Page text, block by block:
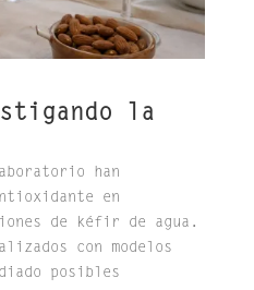
la
han
en
de kéfir de agua.
con modelos
posibles